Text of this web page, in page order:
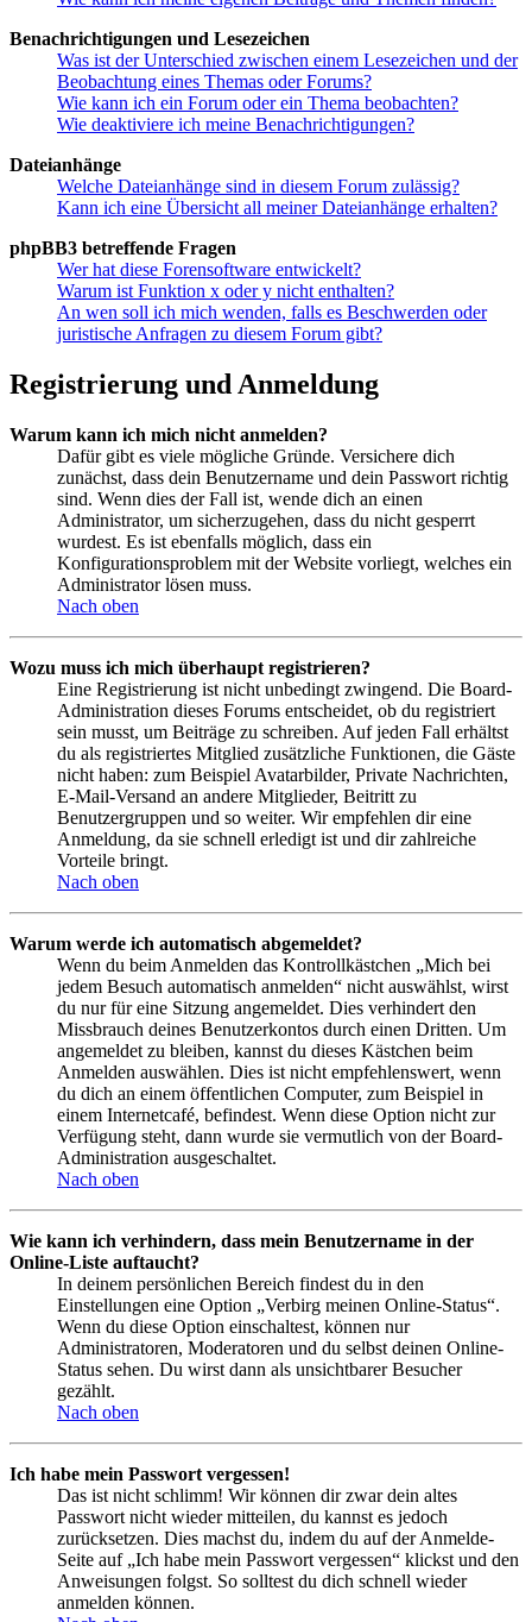
Benachrichtigungen und Lesezeichen
Was ist der Unterschied zwischen einem Lesezeichen und der
Beobachtung eines Themas oder Forums?
Wie kann ich ein Forum oder ein Thema beobachten?
Wie deaktiviere ich meine Benachrichtigungen?
Dateianhänge
Welche Dateianhänge sind in diesem Forum zulässig?
Kann ich eine Übersicht all meiner Dateianhänge erhalten?
phpBB3 betreffende Fragen
Wer hat diese Forensoftware entwickelt?
Warum ist Funktion x oder y nicht enthalten?
An wen soll ich mich wenden, falls es Beschwerden oder
juristische Anfragen zu diesem Forum gibt?
Registrierung und Anmeldung
Warum kann ich mich nicht anmelden?
Dafür gibt es viele mögliche Gründe. Versichere dich
zunächst, dass dein Benutzername und dein Passwort richtig
sind. Wenn dies der Fall ist, wende dich an einen
Administrator, um sicherzugehen, dass du nicht gesperrt
wurdest. Es ist ebenfalls möglich, dass ein
Konfigurationsproblem mit der Website vorliegt, welches ein
Administrator lösen muss.
Nach oben
Wozu muss ich mich überhaupt registrieren?
Eine Registrierung ist nicht unbedingt zwingend. Die Board-
Administration dieses Forums entscheidet, ob du registriert
sein musst, um Beiträge zu schreiben. Auf jeden Fall erhältst
du als registriertes Mitglied zusätzliche Funktionen, die Gäste
nicht haben: zum Beispiel Avatarbilder, Private Nachrichten,
E-Mail-Versand an andere Mitglieder, Beitritt zu
Benutzergruppen und so weiter. Wir empfehlen dir eine
Anmeldung, da sie schnell erledigt ist und dir zahlreiche
Vorteile bringt.
Nach oben
Warum werde ich automatisch abgemeldet?
Wenn du beim Anmelden das Kontrollkästchen „Mich bei
jedem Besuch automatisch anmelden“ nicht auswählst, wirst
du nur für eine Sitzung angemeldet. Dies verhindert den
Missbrauch deines Benutzerkontos durch einen Dritten. Um
angemeldet zu bleiben, kannst du dieses Kästchen beim
Anmelden auswählen. Dies ist nicht empfehlenswert, wenn
du dich an einem öffentlichen Computer, zum Beispiel in
einem Internetcafé, befindest. Wenn diese Option nicht zur
Verfügung steht, dann wurde sie vermutlich von der Board-
Administration ausgeschaltet.
Nach oben
Wie kann ich verhindern, dass mein Benutzername in der
Online-Liste auftaucht?
In deinem persönlichen Bereich findest du in den
Einstellungen eine Option „Verbirg meinen Online-Status“.
Wenn du diese Option einschaltest, können nur
Administratoren, Moderatoren und du selbst deinen Online-
Status sehen. Du wirst dann als unsichtbarer Besucher
gezählt.
Nach oben
Ich habe mein Passwort vergessen!
Das ist nicht schlimm! Wir können dir zwar dein altes
Passwort nicht wieder mitteilen, du kannst es jedoch
zurücksetzen. Dies machst du, indem du auf der Anmelde-
Seite auf „Ich habe mein Passwort vergessen“ klickst und den
Anweisungen folgst. So solltest du dich schnell wieder
anmelden können.